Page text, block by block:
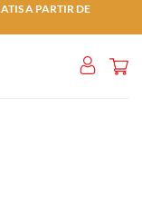
A PARTIR DE